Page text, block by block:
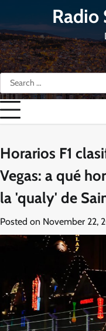
content
Radio
Search
for:
Horarios F1
Vegas: a qué
la 'qualy' de
Posted on November 22,